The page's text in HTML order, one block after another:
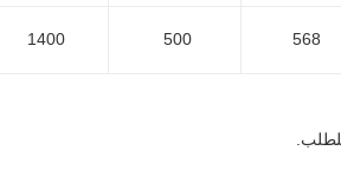
568
500
1400